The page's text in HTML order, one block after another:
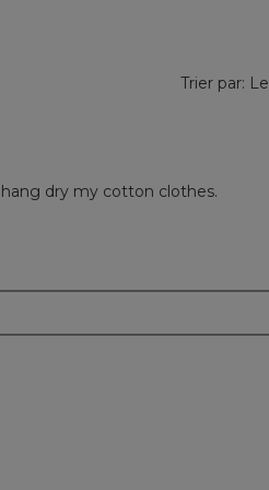
Trier par:
dry my cotton clothes.